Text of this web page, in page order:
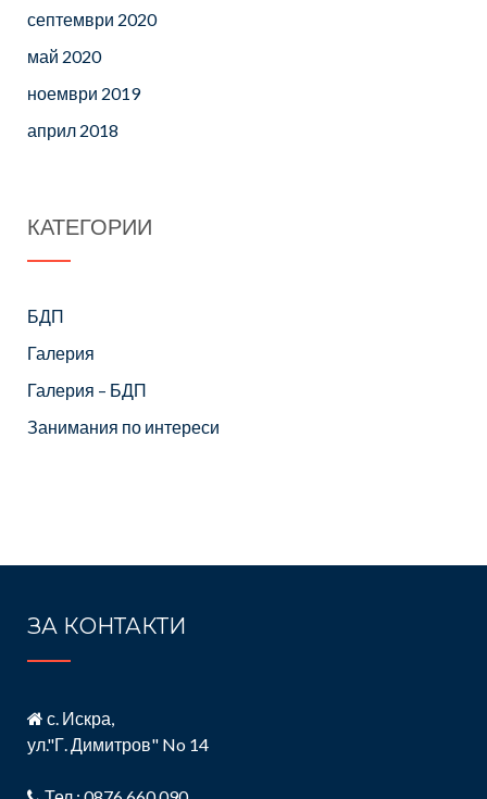
септември 2020
май 2020
ноември 2019
април 2018
КАТЕГОРИИ
БДП
Галерия
Галерия – БДП
Занимания по интереси
ЗА КОНТАКТИ
с. Искра,
ул."Г. Димитров" No 14